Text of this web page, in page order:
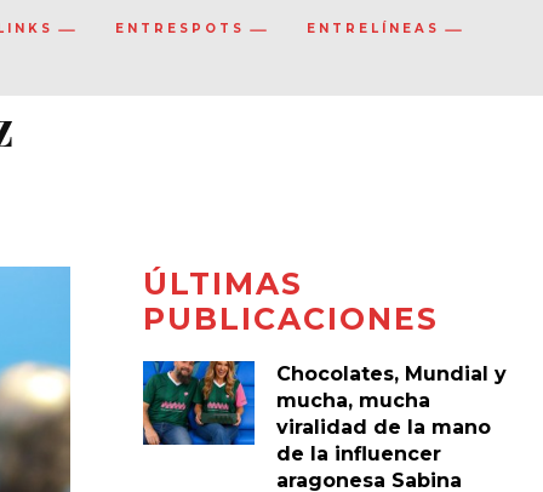
ENTRESPOTS ENTRELÍNEAS
ÚLTIMAS
PUBLICACIONES
Chocolates, Mundial y
mucha, mucha
viralidad de la mano
de la influencer
aragonesa Sabina